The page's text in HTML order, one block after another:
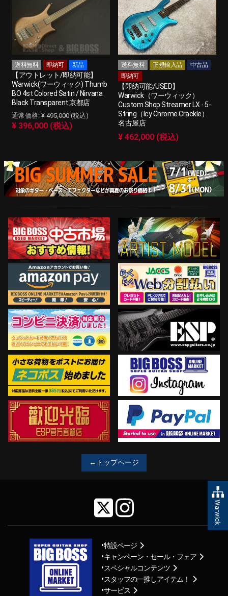
Warwick
送料無料 即納可 新品
【アウトレット/即納可能】
Warwick(ワーウィック) Thumb
BO 4st Colored Satin / Nirvana
Black Transparent 京都店
¥ 495,000 (税込)
¥ 396,000 (税込)
送料無料 正規輸入品
中古品
即納可
【即納可能/USED】
Warwick（ワーウィック）
Custom Shop Streamer LX - 5-
String（Icy Chrome Crackle）
名古屋店
¥ 462,000 (税込)
←トップページ
特設ページ
キャンペーン・セール・フェア
スペシャルコンテンツ
スタッフの一推しアイテム！
サービス